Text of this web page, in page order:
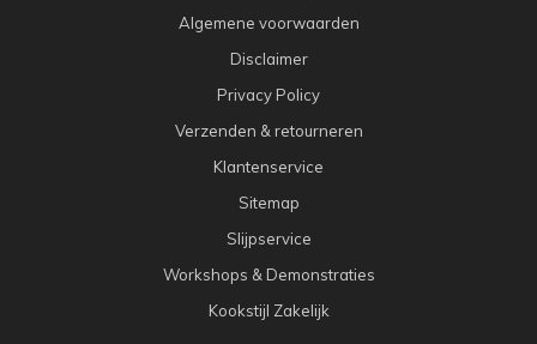
Algemene voorwaarden
Disclaimer
Privacy Policy
Verzenden & retourneren
Klantenservice
Sitemap
Slijpservice
Workshops & Demonstraties
Kookstijl Zakelijk